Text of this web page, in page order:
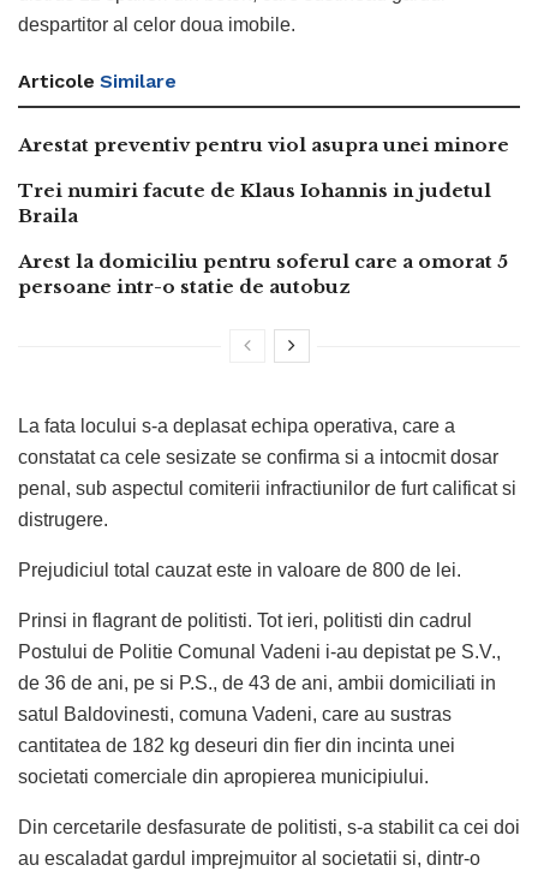
despartitor al celor doua imobile.
Articole Similare
Arestat preventiv pentru viol asupra unei minore
Trei numiri facute de Klaus Iohannis in judetul
Braila
Arest la domiciliu pentru soferul care a omorat 5
persoane intr-o statie de autobuz
La fata locului s-a deplasat echipa operativa, care a
constatat ca cele sesizate se confirma si a intocmit dosar
penal, sub aspectul comiterii infractiunilor de furt calificat si
distrugere.
Prejudiciul total cauzat este in valoare de 800 de lei.
Prinsi in flagrant de politisti. Tot ieri, politisti din cadrul
Postului de Politie Comunal Vadeni i-au depistat pe S.V.,
de 36 de ani, pe si P.S., de 43 de ani, ambii domiciliati in
satul Baldovinesti, comuna Vadeni, care au sustras
cantitatea de 182 kg deseuri din fier din incinta unei
societati comerciale din apropierea municipiului.
Din cercetarile desfasurate de politisti, s-a stabilit ca cei doi
au escaladat gardul imprejmuitor al societatii si, dintr-o